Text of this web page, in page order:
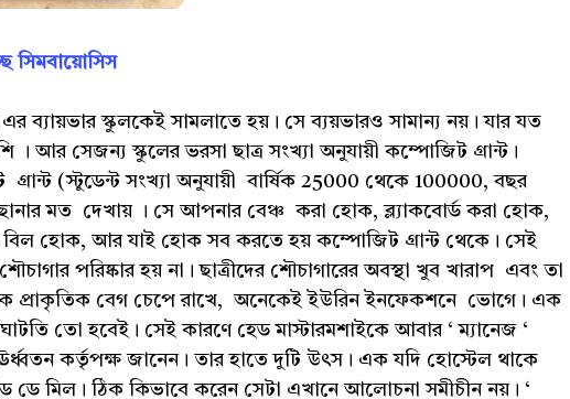
সিমবায়োসিস
স্কুলকেই সামলাতে হয়। সে ব্যয়ভারও সামান্য নয়। যার যত
। আর সেজন্য স্কুলের ভরসা ছাত্র সংখ্যা অনুযায়ী কম্পোজিট গ্রান্ট।
(স্টুডেন্ট সংখ্যা অনুযায়ী বার্ষিক 25000 থেকে 100000, বছর
মত দেখায় । সে আপনার বেঞ্চ করা হোক, ব্ল্যাকবোর্ড করা হোক,
হোক, আর যাই হোক সব করতে হয় কম্পোজিট গ্রান্ট থেকে। সেই
পরিষ্কার হয় না। ছাত্রীদের শৌচাগারের অবস্থা খুব খারাপ এবং তা
প্রাকৃতিক বেগ চেপে রাখে, অনেকেই ইউরিন ইনফেকশনে ভোগে। এক
ঘাটতি তো হবেই। সেই কারণে হেড মাস্টারমশাইকে আবার ‘ ম্যানেজ ‘
কর্তৃপক্ষ জানেন। তার হাতে দুটি উৎস। এক যদি হোস্টেল থাকে
মিল। ঠিক কিভাবে করেন সেটা এখানে আলোচনা সমীচীন নয়। ‘